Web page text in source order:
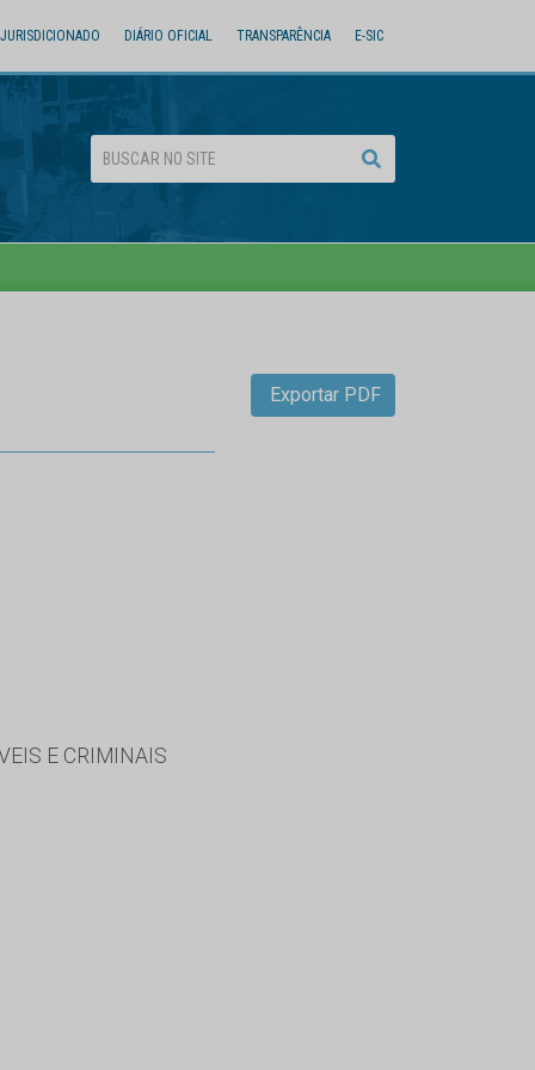
JURISDICIONADO DIÁRIO OFICIAL TRANSPARÊNCIA E-SIC
Exportar PDF
E CRIMINAIS